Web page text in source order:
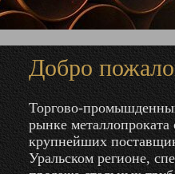
Добро
Торгово-
рынке металлопроката
крупнейших
Уральском регионе,